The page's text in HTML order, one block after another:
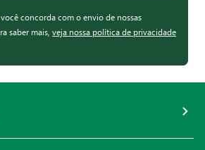
concorda com o envio de nossas
saber mais, veja nossa política de privacidade